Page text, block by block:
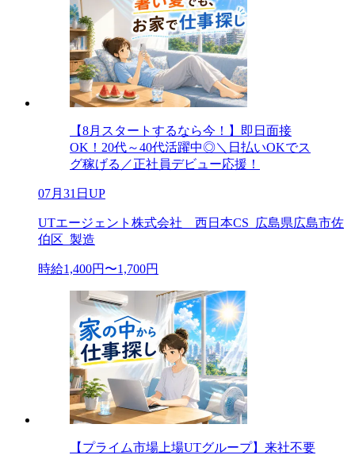
【8月スタートするなら今！】即日面接
OK！20代～40代活躍中◎＼日払いOKでス
グ稼げる／正社員デビュー応援！
07月31日UP
UTエージェント株式会社 西日本CS_広島県広島市佐
伯区_製造
時給1,400円〜1,700円
【プライム市場上場UTグループ】来社不要